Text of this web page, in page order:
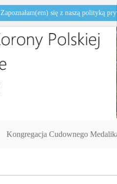
Kongregacja Cudownego
Zapoznałam(em) się z naszą polityką